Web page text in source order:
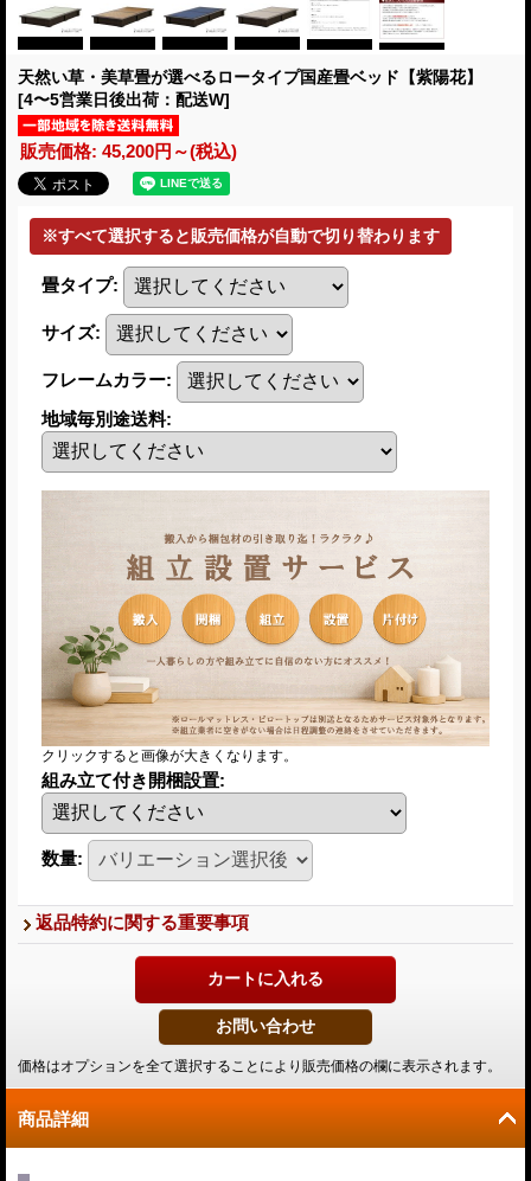
天然い草・美草畳が選べるロータイプ国産畳ベッド【紫陽花】
[4〜5営業日後出荷：配送W]
販売価格: 45,200円～(税込)
畳タイプ:
サイズ:
フレームカラー:
地域毎別途送料:
クリックすると画像が大きくなります。
組み立て付き開梱設置:
数量:
返品特約に関する重要事項
価格はオプションを全て選択することにより販売価格の欄に表示されます。
商品詳細